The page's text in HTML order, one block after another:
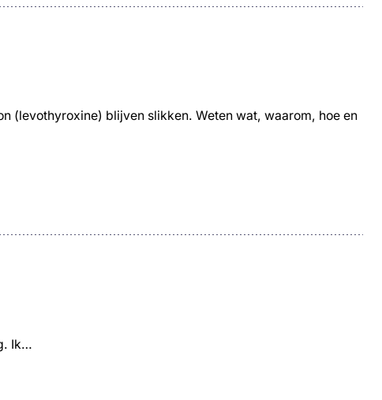
(levothyroxine) blijven slikken. Weten wat, waarom, hoe en
Ik…